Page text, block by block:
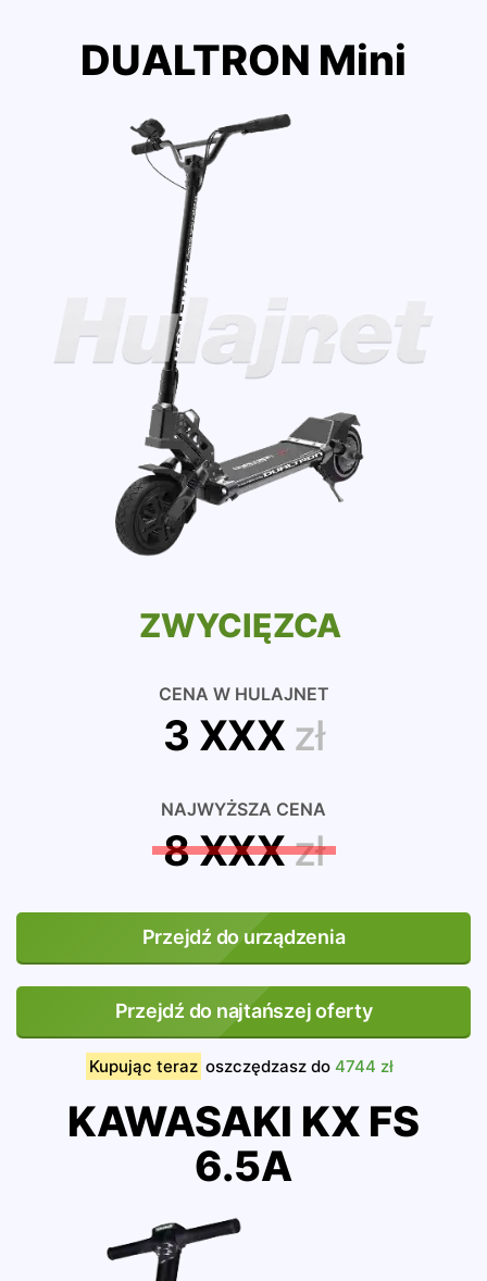
DUALTRON Mini
ZWYCIĘZCA
CENA W HULAJNET
3 XXX zł
NAJWYŻSZA CENA
8 XXXzł
Przejdź do urządzenia
Przejdź do najtańszej oferty
Kupując teraz oszczędzasz do 4744 zł
KAWASAKI KX FS
6.5A